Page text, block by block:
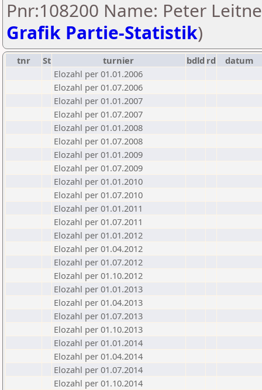
Pnr:108200 Name: Peter
Grafik Partie-Statistik)
tnr St turnier bdld rd
datum
Elozahl per 01.01.2006
Elozahl per 01.07.2006
Elozahl per 01.01.2007
Elozahl per 01.07.2007
Elozahl per 01.01.2008
Elozahl per 01.07.2008
Elozahl per 01.01.2009
Elozahl per 01.07.2009
Elozahl per 01.01.2010
Elozahl per 01.07.2010
Elozahl per 01.01.2011
Elozahl per 01.07.2011
Elozahl per 01.01.2012
Elozahl per 01.04.2012
Elozahl per 01.07.2012
Elozahl per 01.10.2012
Elozahl per 01.01.2013
Elozahl per 01.04.2013
Elozahl per 01.07.2013
Elozahl per 01.10.2013
Elozahl per 01.01.2014
Elozahl per 01.04.2014
Elozahl per 01.07.2014
Elozahl per 01.10.2014